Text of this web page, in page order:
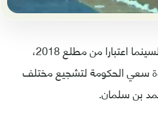
قررت وزارة الثقافة السعودية اليوم الاثنين السماح مجددا بفتح دور للسينما اعتبارا من مطلع 2018،
وتعكس هذه الخطوة سعي الحكومة لتشجيع مختلف